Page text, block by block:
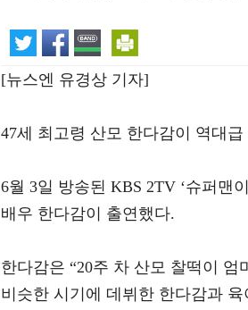
[뉴스엔 유경상 기자]
47세 최고령 산모 한다감이 역대
6월 3일 방송된 KBS 2TV ‘슈퍼맨
배우 한다감이 출연했다.
한다감은 “20주 차 산모 찰떡이
비슷한 시기에 데뷔한 한다감과